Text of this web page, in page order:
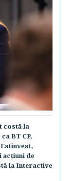
costă la
BT CP,
acţiuni de
la Interactive